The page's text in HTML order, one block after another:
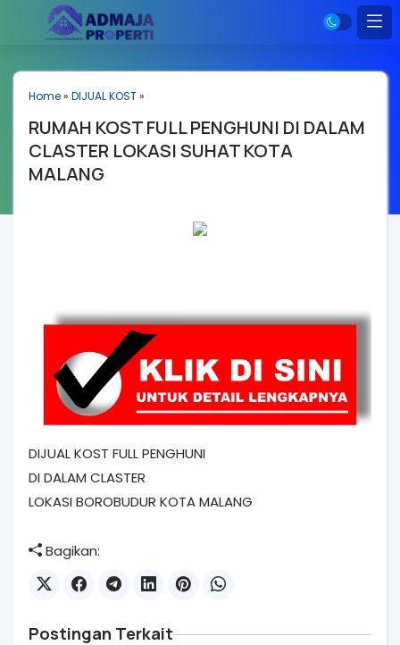
Home» DIJUAL KOST»
RUMAH KOST FULL PENGHUNI DI DALAM
CLASTER LOKASI SUHAT KOTA
MALANG
DIJUAL KOST FULL PENGHUNI
DI DALAM CLASTER
LOKASI BOROBUDUR KOTA MALANG
Bagikan:
Postingan Terkait